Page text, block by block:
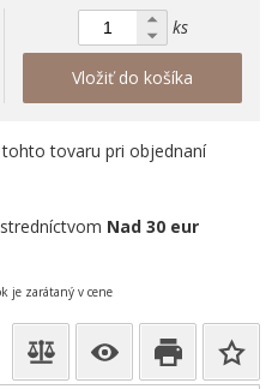
ks
Vložiť do košíka
tovaru pri objednaní
Nad 30 eur
je zarátaný v cene